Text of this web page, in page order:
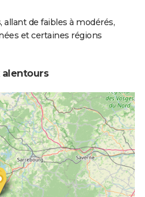
de faibles à modérés,
et certaines régions
alentours